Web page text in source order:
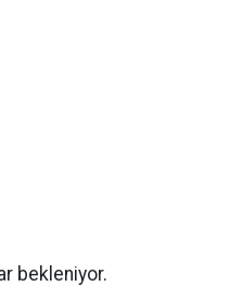
bekleniyor.